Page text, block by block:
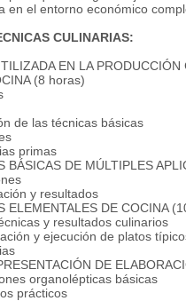
en el entorno económico
CULINARIAS:
EN LA PRODUCCIÓN
(8 horas)
de las técnicas básicas
primas
DE MÚLTIPLES
y resultados
DE COCINA
y resultados culinarios
y ejecución de platos
DE
organolépticas básicas
prácticos